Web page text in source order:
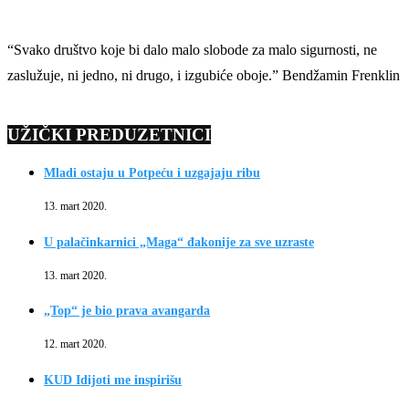
“Svako društvo koje bi dalo malo slobode za malo sigurnosti, ne
zaslužuje, ni jedno, ni drugo, i izgubiće oboje.” Bendžamin Frenklin
UŽIČKI PREDUZETNICI
Mladi ostaju u Potpeću i uzgajaju ribu
13. mart 2020.
U palačinkarnici „Maga“ đakonije za sve uzraste
13. mart 2020.
„Top“ je bio prava avangarda
12. mart 2020.
KUD Idijoti me inspirišu